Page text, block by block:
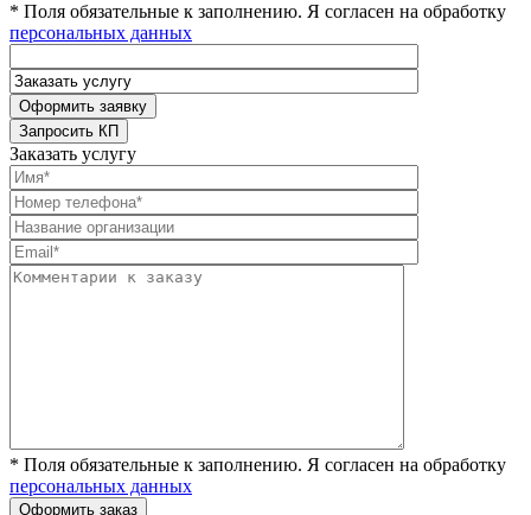
* Поля обязательные к заполнению. Я согласен на обработку
персональных данных
Заказать услугу
* Поля обязательные к заполнению. Я согласен на обработку
персональных данных